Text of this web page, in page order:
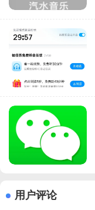
用户评论